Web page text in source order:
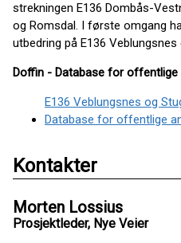
strekningen E136 Dombås-
og Romsdal. I første omgang
utbedring på E136
Doffin - Database for
E136 Veblungsnes og
Database for offentlige
Kontakter
Morten Lossius
Prosjektleder, Nye Veier